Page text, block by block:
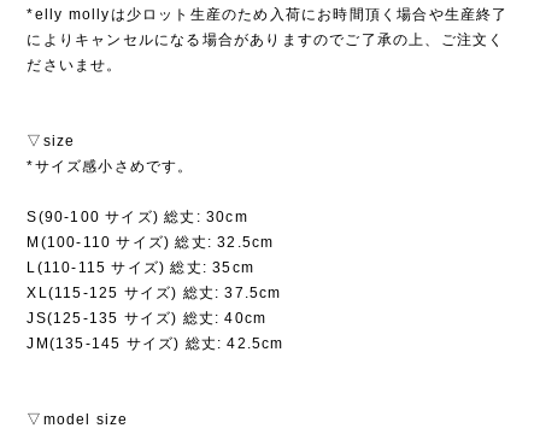
*elly mollyは少ロット生産のため入荷にお時間頂く場合や生産終了
によりキャンセルになる場合がありますのでご了承の上、ご注文く
ださいませ。
▽size
*サイズ感小さめです。
S(90-100 サイズ) 総丈: 30cm
M(100-110 サイズ) 総丈: 32.5cm
L(110-115 サイズ) 総丈: 35cm
XL(115-125 サイズ) 総丈: 37.5cm
JS(125-135 サイズ) 総丈: 40cm
JM(135-145 サイズ) 総丈: 42.5cm
▽model size